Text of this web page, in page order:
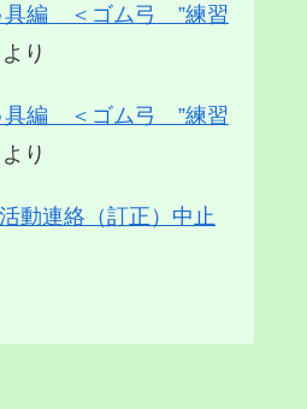
具編 ＜ゴム弓 ”練習
より
具編 ＜ゴム弓 ”練習
より
動連絡（訂正）中止